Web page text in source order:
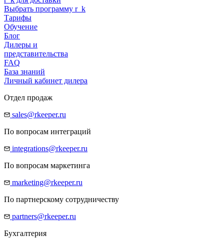
Выбрать программу r_ k
Тарифы
Обучение
Блог
Дилеры и
представительства
FAQ
База знаний
Личный кабинет дилера
Отдел продаж
sales@rkeeper.ru
По вопросам интеграций
integrations@rkeeper.ru
По вопросам маркетинга
marketing@rkeeper.ru
По партнерскому сотрудничеству
partners@rkeeper.ru
Бухгалтерия